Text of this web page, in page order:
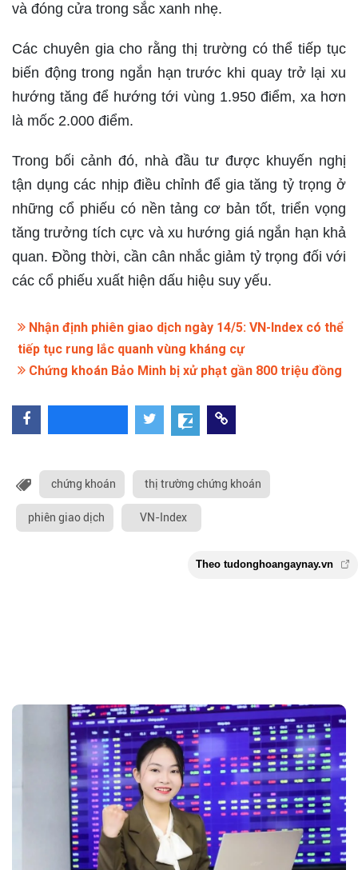
và đóng cửa trong sắc xanh nhẹ.
Các chuyên gia cho rằng thị trường có thể tiếp tục
biến động trong ngắn hạn trước khi quay trở lại xu
hướng tăng để hướng tới vùng 1.950 điểm, xa hơn
là mốc 2.000 điểm.
Trong bối cảnh đó, nhà đầu tư được khuyến nghị
tận dụng các nhịp điều chỉnh để gia tăng tỷ trọng ở
những cổ phiếu có nền tảng cơ bản tốt, triển vọng
tăng trưởng tích cực và xu hướng giá ngắn hạn khả
quan. Đồng thời, cần cân nhắc giảm tỷ trọng đối với
các cổ phiếu xuất hiện dấu hiệu suy yếu.
Nhận định phiên giao dịch ngày 14/5: VN-Index có thể
tiếp tục rung lắc quanh vùng kháng cự
Chứng khoán Bảo Minh bị xử phạt gần 800 triệu đồng
chứng khoán thị trường chứng khoán
phiên giao dịch VN-Index
Theo